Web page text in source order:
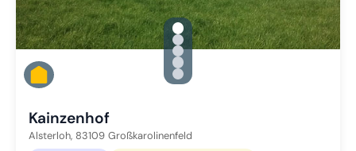
gallery.slide_selector
Zu Slide 1 wechseln
Zu Slide 2 wechseln
Zu Slide 3 wechseln
Zu Slide 4 wechseln
Zu Slide 5 wechseln
Kainzenhof
Alsterloh, 83109 Großkarolinenfeld